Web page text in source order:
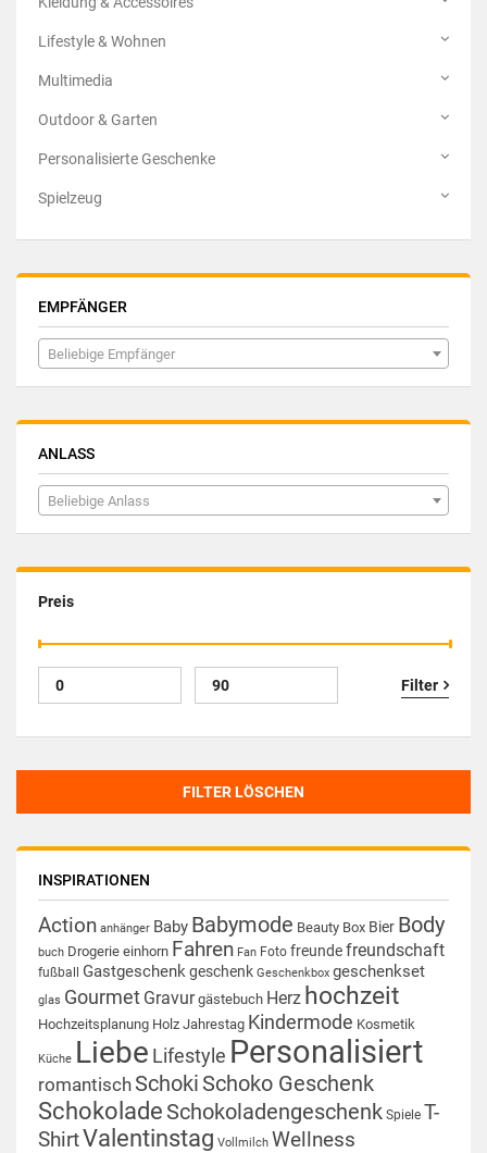
Lifestyle & Wohnen
Multimedia
Outdoor & Garten
Personalisierte Geschenke
Spielzeug
EMPFÄNGER
Beliebige Empfänger
ANLASS
Beliebige Anlass
Preis
Filter
FILTER LÖSCHEN
INSPIRATIONEN
Action anhänger Baby Babymode Beauty Box Bier Body
buch Drogerie einhorn Fahren Fan Foto freundefreundschaft
fußball Gastgeschenkgeschenk Geschenkbox geschenkset
glas Gourmet Gravur gästebuch Herz hochzeit
Hochzeitsplanung Holz Jahrestag Kindermode Kosmetik
Küche Liebe Lifestyle Personalisiert
romantisch Schoki Schoko Geschenk
Schokolade Schokoladengeschenk Spiele T-
ShirtValentinstag Vollmilch Wellness